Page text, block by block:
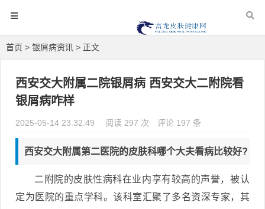
首页 > 银屑病资讯 > 正文
西安交大附属二院银屑病 西安交大二附院看
银屑病咋样
2025-05-14 23:32:49 阅读 297 次 评论 197 条
西安交大附属第二医院的皮肤科哪个大夫看病比较好?
二附院的皮肤性病科在业内享有较高的声誉，被认
定为医院的重点学科。该科室汇聚了多名资深专家，其